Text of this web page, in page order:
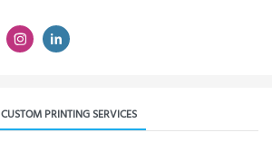
CUSTOM PRINTING SERVICES